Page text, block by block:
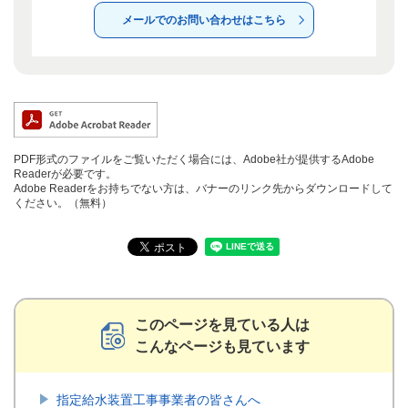
メールでのお問い合わせはこちら
PDF形式のファイルをご覧いただく場合には、Adobe社が提供するAdobe
Readerが必要です。
Adobe Readerをお持ちでない方は、バナーのリンク先からダウンロードして
ください。（無料）
このページを見ている人は
こんなページも見ています
指定給水装置工事事業者の皆さんへ